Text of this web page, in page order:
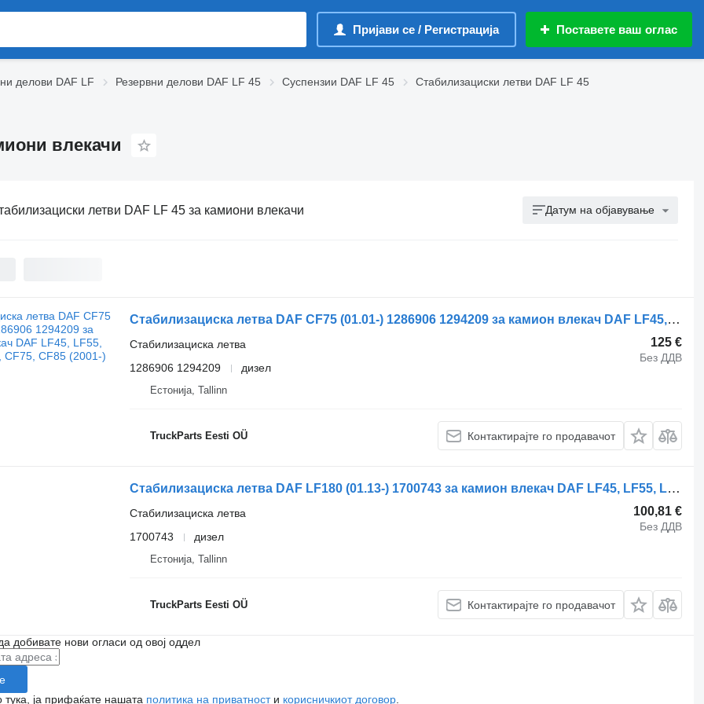
Пријави се / Регистрација Поставете ваш оглас
делови DAF LF Резервни делови DAF LF 45 Суспензии DAF LF 45
Стабилизациски летви DAF LF 45
влекачи
летви DAF LF 45 за камиони влекачи Датум на објавување
Стабилизациска летва DAF CF75 (01.01-) 1286906 1294209 за камион влекач DAF LF45, LF55, LF180, CF65, CF75, CF85 (2001-)
125 €
Без ДДВ
Стабилизациска летва
1286906 1294209
дизел
Естонија, Tallinn
TruckParts Eesti OÜ Контактирајте го продавачот
Стабилизациска летва DAF LF180 (01.13-) 1700743 за камион влекач DAF LF45, LF55, LF180, CF65, CF75, CF85 (2001-)
100,81 €
Без ДДВ
Стабилизациска летва
1700743
дизел
Естонија, Tallinn
TruckParts Eesti OÜ Контактирајте го продавачот
добивате нови огласи од овој оддел
ја прифаќате нашата политика на приватности корисничкиот договор.